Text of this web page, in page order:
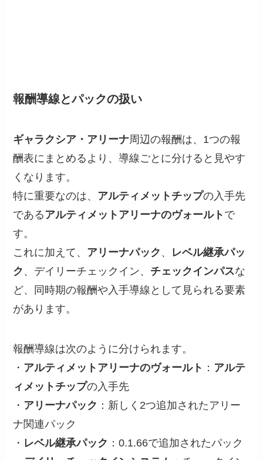
報酬導線とパックの扱い
ギャラクシア・アリーナ周辺の報酬は、1つの報
酬表にまとめるより、導線ごとに分けると見やす
くなります。
特に重要なのは、 アルティメットチップの入手先
であるアルティメットアリーナのヴォールト で
す。
これに加えて、 アリーナパック 、 レベル継承パッ
ク 、デイリーチェックイン、 チェックインパスな
ど、同時期の報酬や入手導線として見られる要素
があります。
報酬導線は次のように分けられます。
・ アルティメットアリーナのヴォールト ： アルテ
ィメットチップの入手先
・ アリーナパック ：新しく2つ追加されたアリー
ナ関連パック
・ レベル継承パック ：0.1.66で追加されたパック